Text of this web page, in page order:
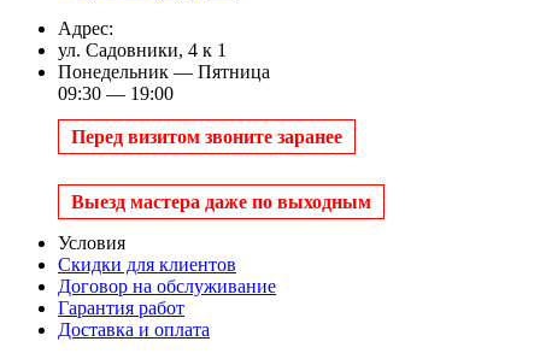
Адрес:
ул. Садовники, 4 к 1
Понедельник — Пятница
09:30 — 19:00
Перед визитом звоните заранее
Выезд мастера даже по выходным
Условия
Скидки для клиентов
Договор на обслуживание
Гарантия работ
Доставка и оплата